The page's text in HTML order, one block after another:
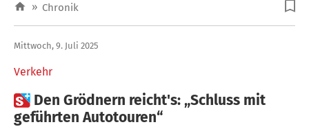
» Chronik
Verkehr
Mittwoch, 9. Juli 2025
 Den Grödnern reicht's: „Schluss mit
geführten Autotouren“